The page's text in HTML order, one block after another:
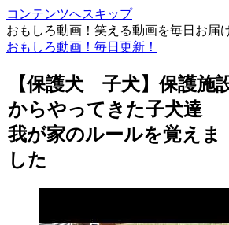
コンテンツへスキップ
おもしろ動画！笑える動画を毎日お届
おもしろ動画！毎日更新！
【保護犬 子犬】保護施
からやってきた子犬達
我が家のルールを覚えま
した